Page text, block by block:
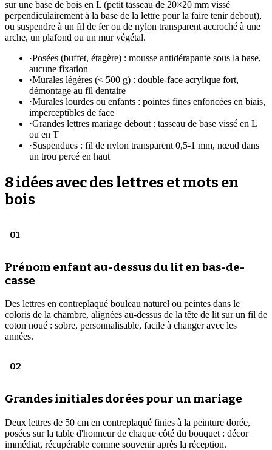
sur une base de bois en L (petit tasseau de 20×20 mm vissé
perpendiculairement à la base de la lettre pour la faire tenir debout),
ou suspendre à un fil de fer ou de nylon transparent accroché à une
arche, un plafond ou un mur végétal.
·Posées (buffet, étagère) : mousse antidérapante sous la base,
aucune fixation
·Murales légères (< 500 g) : double-face acrylique fort,
démontage au fil dentaire
·Murales lourdes ou enfants : pointes fines enfoncées en biais,
imperceptibles de face
·Grandes lettres mariage debout : tasseau de base vissé en L
ou en T
·Suspendues : fil de nylon transparent 0,5-1 mm, nœud dans
un trou percé en haut
8 idées avec des lettres et mots en
bois
01
Prénom enfant au-dessus du lit en bas-de-
casse
Des lettres en contreplaqué bouleau naturel ou peintes dans le
coloris de la chambre, alignées au-dessus de la tête de lit sur un fil de
coton noué : sobre, personnalisable, facile à changer avec les
années.
02
Grandes initiales dorées pour un mariage
Deux lettres de 50 cm en contreplaqué finies à la peinture dorée,
posées sur la table d'honneur de chaque côté du bouquet : décor
immédiat, récupérable comme souvenir après la réception.